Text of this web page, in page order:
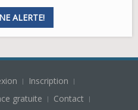
ALERTE!
Inscription
gratuite
Contact